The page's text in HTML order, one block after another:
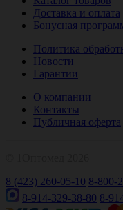
Доставка и оплата
Бонусная
Политика
Новости
Гарантии
О компании
Контакты
Публичная оферта
8 (423) 260-05-10 8-800-
8-914-329-38-80 8-